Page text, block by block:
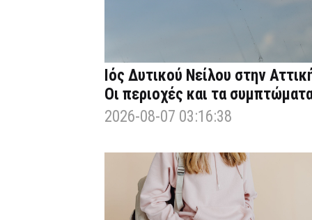
Ιός Δυτικού Νείλου στην
Οι περιοχές και τα
2026-08-07 03:16:38